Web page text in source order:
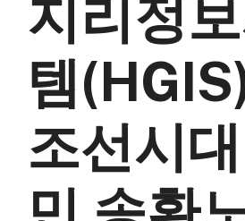
지리정
템
조선시